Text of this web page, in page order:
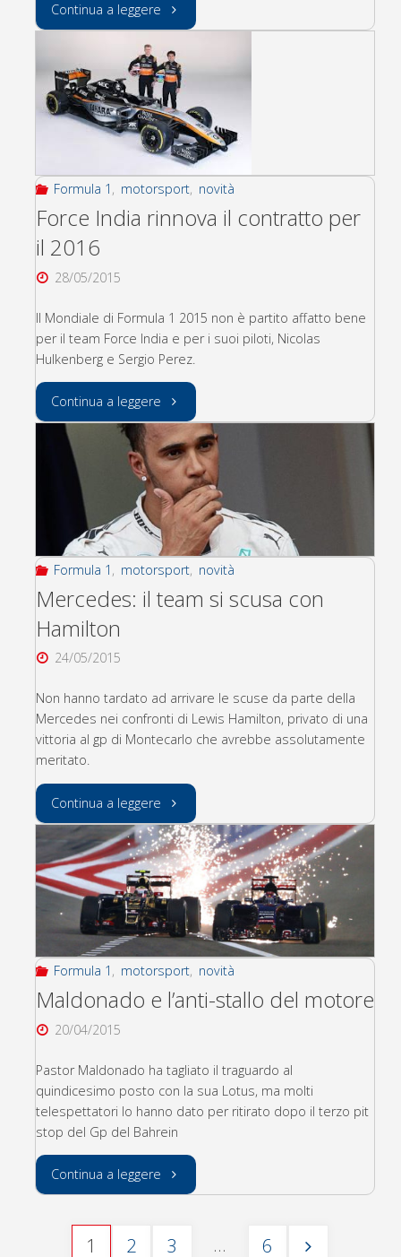
Continua a leggere
nuovi
tuning
Vanes
per
la
Formula 1 , motorsport, novità
Force India rinnova il contratto per
il 2016
28/05/2015
Il Mondiale di Formula 1 2015 non è partito affatto bene
per il team Force India e per i suoi piloti, Nicolas
Hulkenberg e Sergio Perez.
Continua a leggere "Force
India
rinnova
il
contratto
per
Formula 1 , motorsport, novità
Mercedes: il team si scusa con
Hamilton
24/05/2015
Non hanno tardato ad arrivare le scuse da parte della
Mercedes nei confronti di Lewis Hamilton, privato di una
vittoria al gp di Montecarlo che avrebbe assolutamente
meritato.
Continua a leggere "Mercedes:
il
team
si
scusa
con
Formula 1 , motorsport, novità
Maldonado e l’anti-stallo del motore
20/04/2015
Pastor Maldonado ha tagliato il traguardo al
quindicesimo posto con la sua Lotus, ma molti
telespettatori lo hanno dato per ritirato dopo il terzo pit
stop del Gp del Bahrein
Continua a leggere "Maldonado
l’anti-
1 2 3 … 6